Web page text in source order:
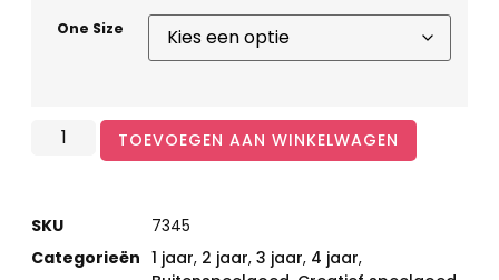
One Size
TOEVOEGEN AAN WINKELWAGEN
SKU
7345
Categorieën 1 jaar, 2 jaar, 3 jaar, 4 jaar,